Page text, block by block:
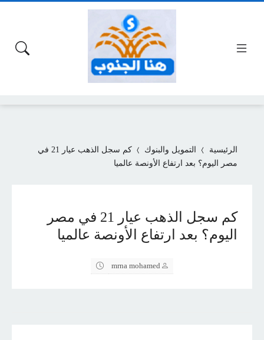
الرئيسية التمويل والبنوك
كم سجل الذهب عيار 21 في
مصر اليوم؟ بعد ارتفاع الأونصة عالميا
كم سجل الذهب عيار 21 في مصر
اليوم؟ بعد ارتفاع الأونصة عالميا
mrna mohamed